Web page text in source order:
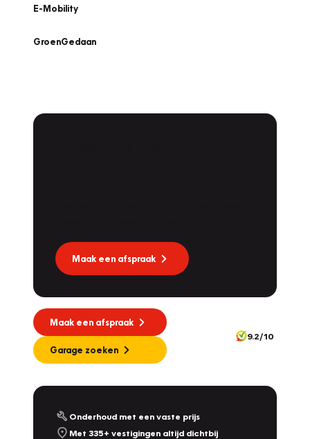
E-Mobility
GroenGedaan
Maak een afspraak
Maak een afspraak
Garage zoeken
9.2/10
Onderhoud met een vaste prijs
Met 335+ vestigingen altijd dichtbij